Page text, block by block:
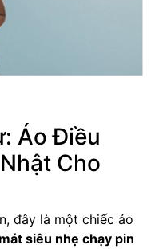
Áo Điều
Cho
đây là một chiếc áo
siêu nhẹ chạy pin